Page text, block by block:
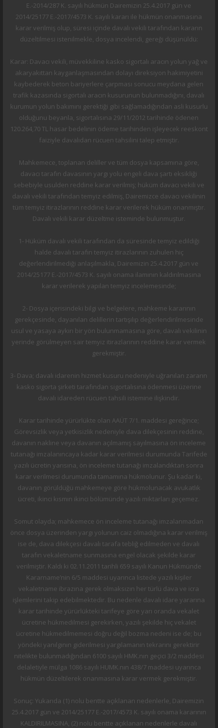
E.-2014/287 K. sayılı hükmün Dairemizin 25.4.2017 gün ve
2014/25177 E.-2017/4573 K. sayılı kararı ile hükmün onanmasına
karar verilmiş olup, süresi içinde davalı vekili tarafından kararın
düzeltilmesi istenilmekle, dosya incelendi, gereği düşünüldü:
Karar: Davacı vekili, müvekkiline kasko sigortalı aracın yolun yağ ve
akaryakıttan kayganlaşmasından dolayı direksiyon hakimiyetini
kaybederek beton bariyerlere çarpması sonucu meydana gelen
trafik kazasında sigortalı aracın kusurunun bulunmadığını, davalı
kurumun yolun bakımını gerektiği gibi sağlamadığından asli kusurlu
olduğunu beyanla, sigortalısına 29/11/2012 tarihinde ödenen
120.264,70 TL hasar bedelinin ödeme tarihinden işleyecek reeskont
faiziyle davalıdan rücuen tahsilini talep etmiştir.
Mahkemece, toplanan deliller ve tüm dosya kapsamına göre,
davacı tarafın davasının yargı yolu engeli dava şartı eksikliği
sebebiyle usulden reddine karar verilmiş; hüküm davacı vekili ve
davalı vekili tarafından temyiz edilmiş, Dairemizce davacı vekilinin
tüm temyiz itirazlarının reddine karar verilerek hüküm onanmıştır.
Davalı vekili karar düzeltme isteminde bulunmuştur.
1- Hüküm davalı vekili tarafından da süresinde temyiz edildiği
halde davalı tarafın temyiz itirazlarının zuhulen hiç
değerlendirilmediği anlaşılmakla, Dairemizin 25.4.2017 gün ve
2014/25177 E.-2017/4573 K. sayılı onama ilamının kaldırılmasına
karar verilerek yapılan temyiz incelemesinde;
2- Dosya içerisindeki bilgi ve belgelere, mahkeme kararının
gerekçesinde, dayanılan delillerin tartışılıp değerlendirilmesinde
usul ve yasaya aykırı bir yön bulunmamasına göre, davalı vekilinin
yerinde görülmeyen sair temyiz itirazlarının reddine karar vermek
gerekmiştir.
3- Dava; davalı idarenin hizmet kusuru nedeniyle uğranılan zararın
kasko sigorta şirketi tarafından sigortalısına ödenmesi üzerine
davalı idareden rücuen tahsili istemine ilişkindir.
Karar tarihinde yürürlükte olan AAÜT 7/1. maddesi gereğince;
Görevsizlik veya yetkisizlik nedeniyle dava dilekçesinin reddine,
davanın nakline veya davanın açılmamış sayılmasına ön inceleme
tutanağı imzalanıncaya kadar karar verilmesi durumunda Tarifede
yazılı ücretin yarısına, ön inceleme tutanağı imzalandıktan sonra
karar verilmesi durumunda tamamına hükmolunur. Şu kadar ki,
davanın görüldüğü mahkemeye göre hükmolunacak avukatlık
ücreti, ikinci kısmın ikinci bölümünde yazılı miktarları geçemez.
Somut olayda; mahkemece ön inceleme tutanağı imzalanmadan
önce dosya üzerinden yargı yolunun caiz olmadığına karar verilmiş
ise de, dava dilekçesi davalı tarafa tebliğ edilmeden ve davalı
tarafın vekaletname sunmasına engel olacak şekilde karar
verilmiştir. Kaldı ki 02.11.2011 tarihli 659 sayılı Kanun Hükmünde
Kararname’nin 6/5 maddesi uyarınca listede yazılı kişiler
vekaletname ibrazına gerek olmaksızın her türlü dava ve icra
işlemlerini takip edebilmektedir. Bu nedenle davalı idare yararına
karar tarihinde yürürlükteki tarifeye göre yarı oranda vekalet
ücretine hükmedilmesi gerekirken, yazılı şekilde hiç vekalet
ücretine hükmedilmemesi doğru değil bozma nedeni ise de; bu
yöndeki yanılgının giderilmesi yargılamanın tekrarını gerektirir
nitelikte bulunmadığından 6100 sayılı HMK.nın geçici 3/2 maddesi
delaletiyle mülga 1086 sayılı HUMK.nın 438/7 maddesi uyarınca
hükmün düzeltilerek onanmasına karar vermek gerekmiştir.
Sonuç: Yukarıda (1) nolu bentte açıklanan nedenlerle, Dairemizin
25.4.2017 gün ve 2014/25177 E.-2017/4573 K. sayılı onama kararının
KALDIRILMASINA, (2) nolu bentte açıklanan nedenlerle davalı